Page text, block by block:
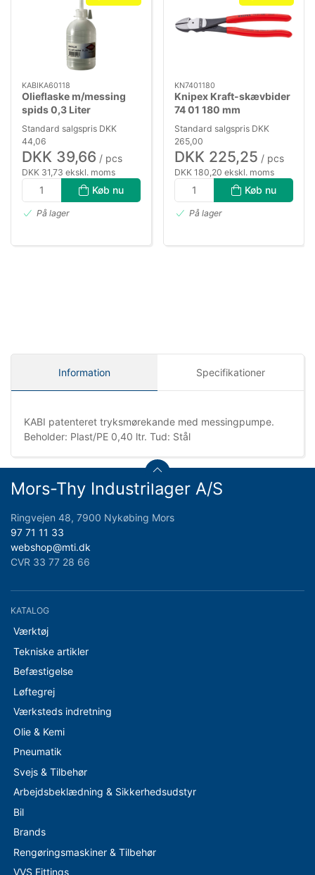
KABIKA60118
Olieflaske m/messing
spids 0,3 Liter
Standard salgspris DKK
44,06
DKK 39,66 / pcs
DKK 31,73 ekskl. moms
Køb nu
På lager
KN7401180
Knipex Kraft-skævbider
74 01 180 mm
Standard salgspris DKK
265,00
DKK 225,25 / pcs
DKK 180,20 ekskl. moms
Køb nu
På lager
Information Specifikationer
KABI patenteret tryksmørekande med messingpumpe.
Beholder: Plast/PE 0,40 ltr. Tud: Stål
Mors-Thy Industrilager A/S
Ringvejen 48, 7900 Nykøbing Mors
97 71 11 33
webshop@mti.dk
CVR 33 77 28 66
KATALOG
Værktøj
Tekniske artikler
Befæstigelse
Løftegrej
Værksteds indretning
Olie & Kemi
Pneumatik
Svejs & Tilbehør
Arbejdsbeklædning & Sikkerhedsudstyr
Bil
Brands
Rengøringsmaskiner & Tilbehør
VVS Fittings